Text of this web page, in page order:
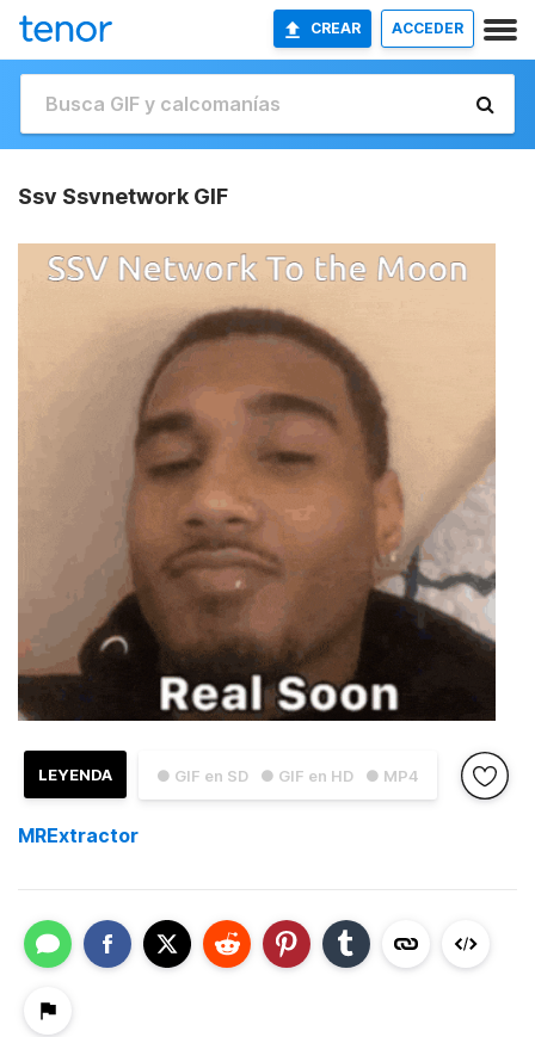
CREAR ACCEDER
Ssv Ssvnetwork GIF
● GIF en SD ● GIF en HD ● MP4
LEYENDA
MRExtractor